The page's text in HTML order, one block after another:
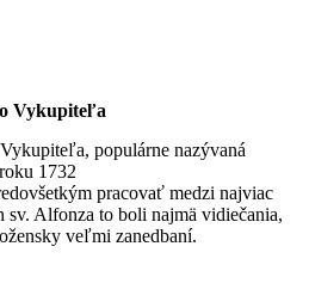
Vykupiteľa
populárne nazývaná
1732
pracovať medzi najviac
Alfonza to boli najmä vidiečania,
veľmi zanedbaní.